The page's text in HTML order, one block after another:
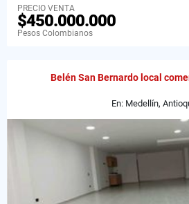
PRECIO VENTA
$450.000.000
Pesos Colombianos
Belén San Bernardo local
En: Medellín,